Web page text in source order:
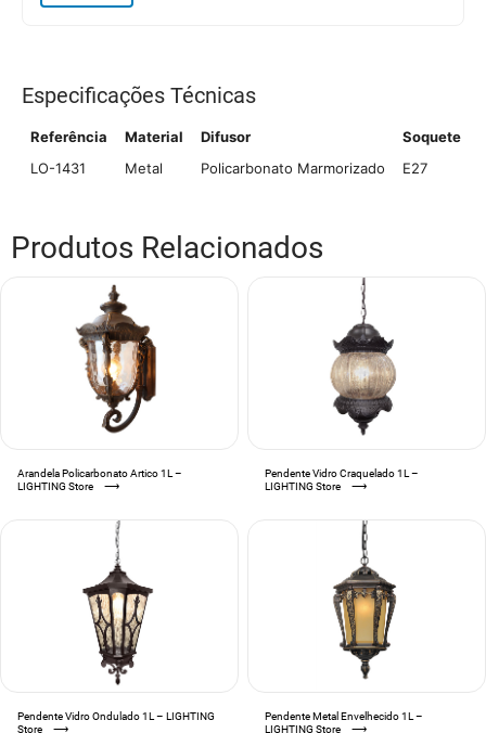
Especificações Técnicas
Referência Material Difusor Soquete
LO-1431
Metal Policarbonato Marmorizado E27
Produtos Relacionados
Arandela Policarbonato Artico 1L –
LIGHTING Store
⟶
Pendente Vidro Craquelado 1L –
LIGHTING Store
⟶
Pendente Vidro Ondulado 1L – LIGHTING
Store
⟶
Pendente Metal Envelhecido 1L –
LIGHTING Store
⟶